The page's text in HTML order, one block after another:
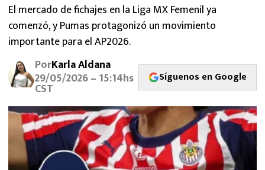
ATLANTE
SELECCIÓN MEXICANA
FUTBOL INTERNACIONAL
MEXICANOS EN EL EXTRANJERO
FUTBOL ESTUFA
FÓRMULA 1
El mercado de fichajes en la Liga MX Femenil ya
comenzó, y Pumas protagonizó un movimiento
importante para el AP2026.
PorKarla Aldana
29/05/2026 – 15:14hs
CST
Síguenos en Google